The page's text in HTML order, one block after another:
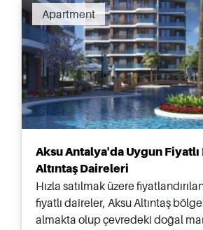
Apartment
Aksu Antalya'da Uygun
Altıntaş Daireleri
Hızla satılmak üzere
fiyatlı daireler, Aksu Altıntaş
almakta olup çevredeki doğal